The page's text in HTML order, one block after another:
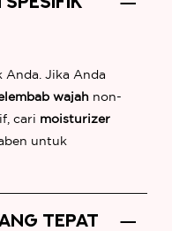
Anda. Jika Anda
wajah non-
cari moisturizer
untuk
TEPAT